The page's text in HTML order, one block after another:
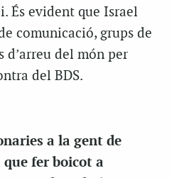
És evident que Israel
comunicació, grups de
del món per
del BDS.
a la gent de
fer boicot a